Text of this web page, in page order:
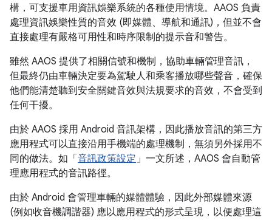
構，可支援車用資訊娛樂系統的各種使用情境。AAOS 負責
處理資訊娛樂性質的音效 (即媒體、導航和通訊)，但並不會
直接處理有嚴格可用性和時序限制的提示音和警告。
雖然 AAOS 提供了相關信號和機制，協助車輛管理音訊，
但最終仍由車輛決定要為駕駛人和乘客播放哪些聲音，確保
他們能清楚聽到安全關鍵音效與法規要求的音效，不會受到
任何干擾。
由於 AAOS 採用 Android 音訊架構，因此播放音訊的第三方
應用程式可以直接沿用手機端的處理機制，無須另外採用不
同的做法。如「 音訊政策設定」一文所述，AAOS 會自動管
理應用程式的音訊路徑。
由於 Android 會管理車輛的媒體體驗，因此外部媒體來源
(例如收音機調諧器) 應以應用程式的形式呈現，以便處理這